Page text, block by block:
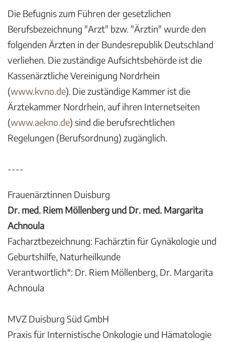
Die Befugnis zum Führen der gesetzlichen
Berufsbezeichnung "Arzt" bzw. "Ärztin" wurde den
folgenden Ärzten in der Bundesrepublik Deutschland
verliehen. Die zuständige Aufsichtsbehörde ist die
Kassenärztliche Vereinigung Nordrhein
(www.kvno.de). Die zuständige Kammer ist die
Ärztekammer Nordrhein, auf ihren Internetseiten
(www.aekno.de) sind die berufsrechtlichen
Regelungen (Berufsordnung) zugänglich.
----
Frauenärztinnen Duisburg
Dr. med. Riem Möllenberg und Dr. med. Margarita
Achnoula
Facharztbezeichnung: Fachärztin für Gynäkologie und
Geburtshilfe, Naturheilkunde
Verantwortlich*: Dr. Riem Möllenberg, Dr. Margarita
Achnoula
MVZ Duisburg Süd GmbH
Praxis für Internistische Onkologie und Hämatologie